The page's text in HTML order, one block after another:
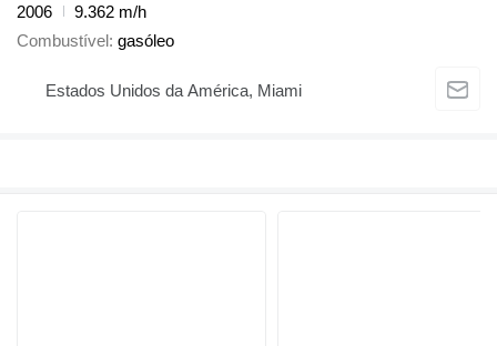
2006
9.362 m/h
Combustível gasóleo
Estados Unidos da América, Miami